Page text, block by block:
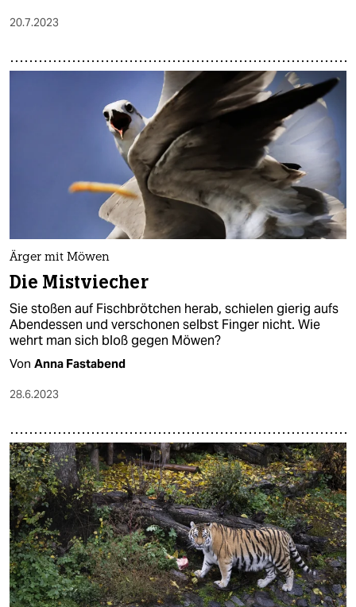
20.7.2023
Ärger mit Möwen
Die Mistviecher
Sie stoßen auf Fischbrötchen herab, schielen gierig aufs
Abendessen und verschonen selbst Finger nicht. Wie
wehrt man sich bloß gegen Möwen?
Von Anna Fastabend
28.6.2023